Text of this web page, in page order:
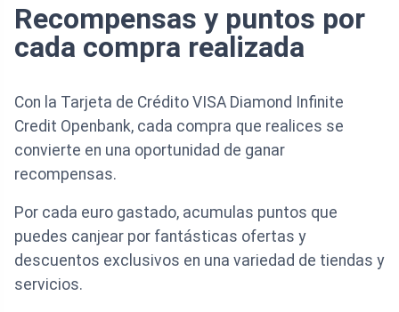
Recompensas y puntos por
cada compra realizada
Con la Tarjeta de Crédito VISA Diamond Infinite
Credit Openbank, cada compra que realices se
convierte en una oportunidad de ganar
recompensas.
Por cada euro gastado, acumulas puntos que
puedes canjear por fantásticas ofertas y
descuentos exclusivos en una variedad de tiendas y
servicios.